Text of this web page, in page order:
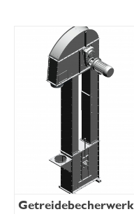
Getreidebecherwerk